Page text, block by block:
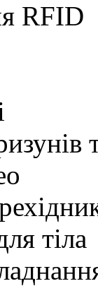
RFID
тіла